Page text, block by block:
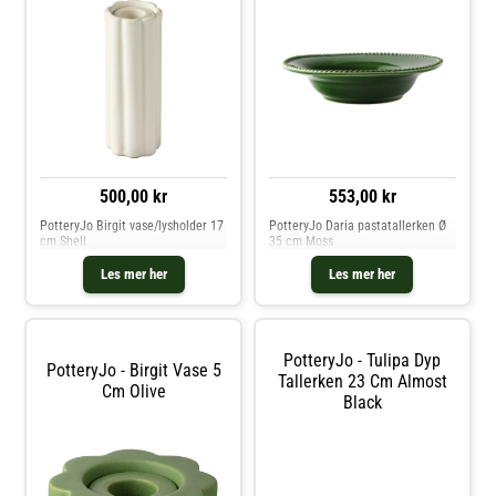
den perfekte kombinasjonen.-
Dybde: 180 mm.- Bredde: 180
designet.- Laget i Portugal.-
Høyde: 70 mm.- Diameter: 350
mm. Vedlikeholdsinstruksjoner for
pastatallerkenen- Dette produktet
500,00 kr
Les mer her
PotteryJo Birgit vase/lysholder 17
cm Shell
553,00 kr
Les mer her
PotteryJo Daria pastatallerken Ø
35 cm Moss
PotteryJo - Birgit Vase 5
Cm Olive
PotteryJo - Tulipa Dyp
Tallerken 23 Cm Almost
Black